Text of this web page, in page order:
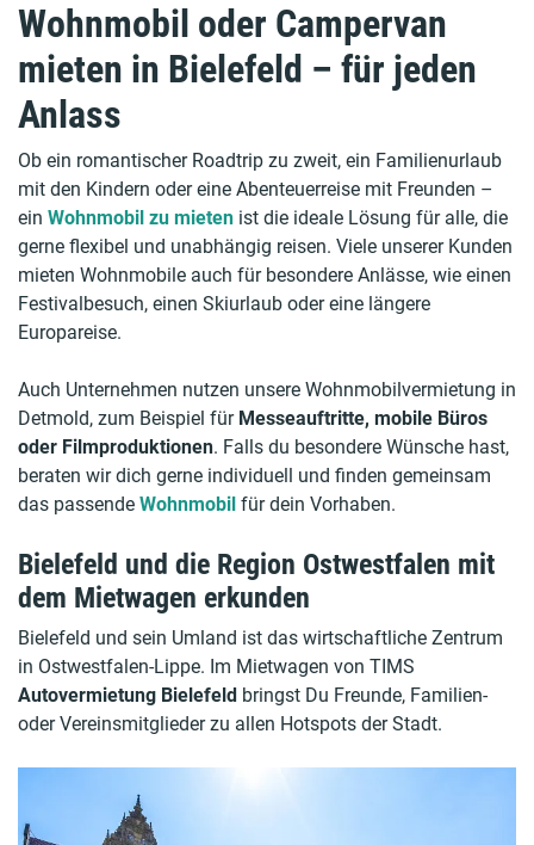
Wohnmobil oder Campervan
mieten in Bielefeld – für jeden
Anlass
Ob ein romantischer Roadtrip zu zweit, ein Familienurlaub
mit den Kindern oder eine Abenteuerreise mit Freunden –
ein Wohnmobil zu mieten ist die ideale Lösung für alle, die
gerne flexibel und unabhängig reisen. Viele unserer Kunden
mieten Wohnmobile auch für besondere Anlässe, wie einen
Festivalbesuch, einen Skiurlaub oder eine längere
Europareise.
Auch Unternehmen nutzen unsere Wohnmobilvermietung in
Detmold, zum Beispiel für Messeauftritte, mobile Büros
oder Filmproduktionen. Falls du besondere Wünsche hast,
beraten wir dich gerne individuell und finden gemeinsam
das passende Wohnmobil für dein Vorhaben.
Bielefeld und die Region Ostwestfalen mit
dem Mietwagen erkunden
Bielefeld und sein Umland ist das wirtschaftliche Zentrum
in Ostwestfalen-Lippe. Im Mietwagen von TIMS
Autovermietung Bielefeld bringst Du Freunde, Familien-
oder Vereinsmitglieder zu allen Hotspots der Stadt.